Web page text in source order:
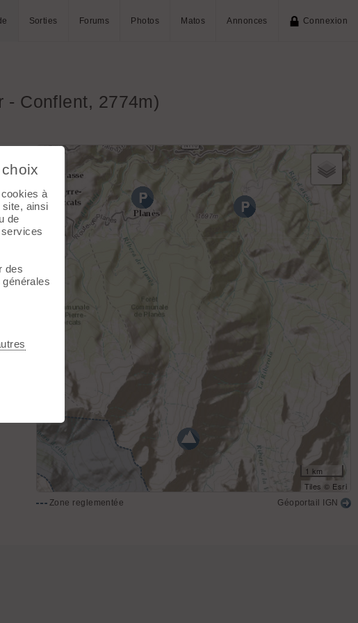
Sorties Forums Photos Matos Annonces Connexion
- Conflent, 2774m)
1 km
Tiles © Esri
Zone reglementée Géoportail IGN
à
site, ainsi
de
des